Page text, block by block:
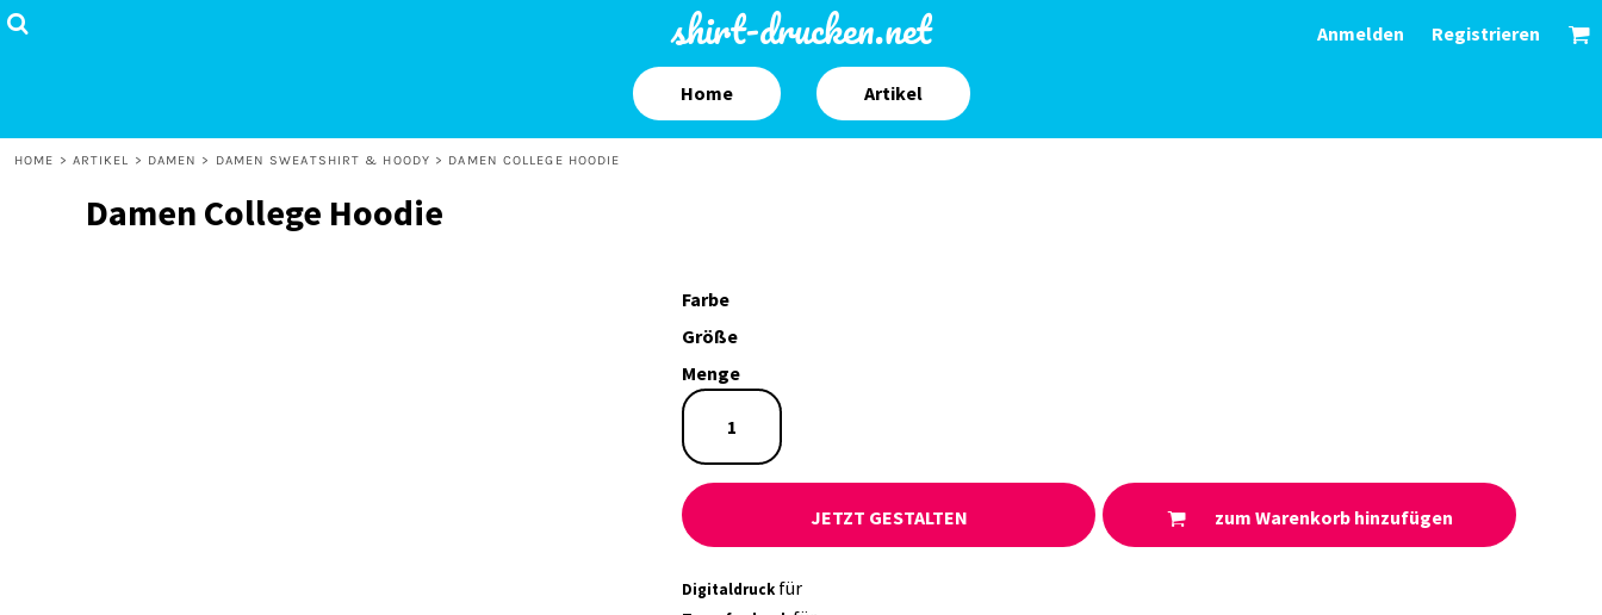
shirt-drucken.net Anmelden Registrieren
Home Artikel
HOME > ARTIKEL > DAMEN > DAMEN SWEATSHIRT & HOODY > DAMEN COLLEGE HOODIE
Damen College Hoodie
Farbe
Größe
Menge
JETZT GESTALTEN zum Warenkorb hinzufügen
Digitaldruck für